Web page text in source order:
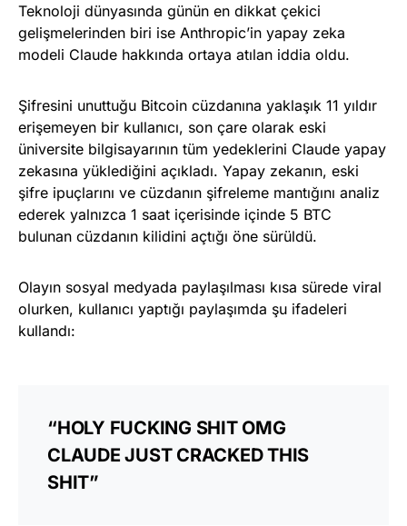
Teknoloji dünyasında günün en dikkat çekici
gelişmelerinden biri ise Anthropic’in yapay zeka
modeli Claude hakkında ortaya atılan iddia oldu.
Şifresini unuttuğu Bitcoin cüzdanına yaklaşık 11 yıldır
erişemeyen bir kullanıcı, son çare olarak eski
üniversite bilgisayarının tüm yedeklerini Claude yapay
zekasına yüklediğini açıkladı. Yapay zekanın, eski
şifre ipuçlarını ve cüzdanın şifreleme mantığını analiz
ederek yalnızca 1 saat içerisinde içinde 5 BTC
bulunan cüzdanın kilidini açtığı öne sürüldü.
Olayın sosyal medyada paylaşılması kısa sürede viral
olurken, kullanıcı yaptığı paylaşımda şu ifadeleri
kullandı:
“HOLY FUCKING SHIT OMG
CLAUDE JUST CRACKED THIS
SHIT”